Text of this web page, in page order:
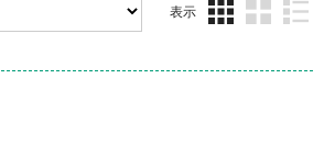
表示
ム
ム
ム